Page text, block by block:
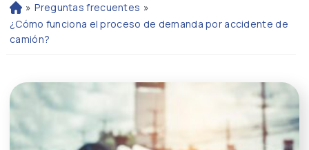
Ini
ci
o
» Preguntas frecuentes »
¿Cómo funciona el proceso de demanda por accidente de
camión?